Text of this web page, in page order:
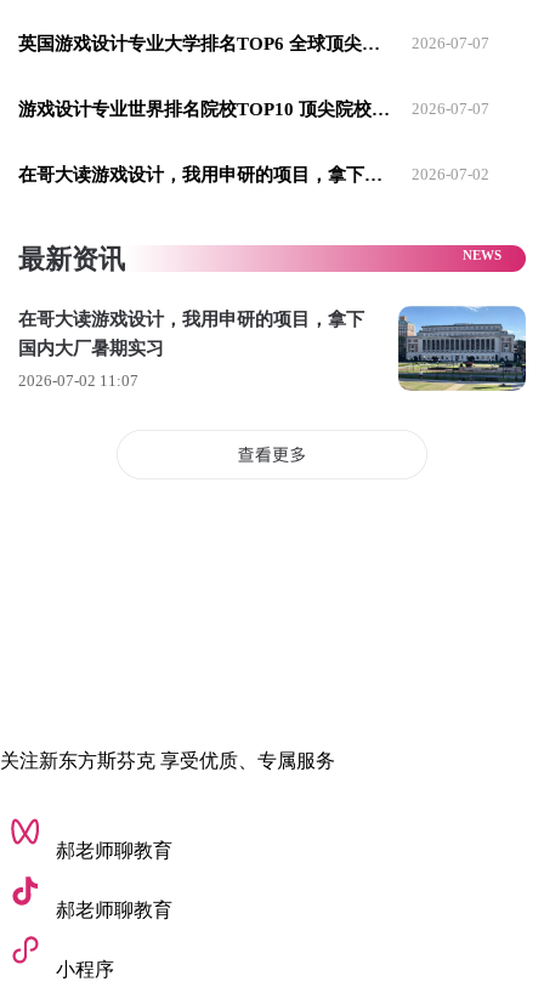
可只要走出校园，西侧哈德逊河滨公园、东南侧中央公园瞬间
有各类才艺表演。一紧一松的环境，刚好中和了高强度学习带
思维认知上，成套、体系化的教育理论学习打破了我对传统娱
习惯站在用户学习成长的视角搭建游戏框架
实操能力上，在实验室对接跨部门、外部合作方的项目经历，
打磨了我的沟通协调与需求对接能力
英国游戏设计专业大学排名TOP6 全球顶尖的存在 2026-07-07
游戏设计专业世界排名院校TOP10 顶尖院校深度解析 2026-07-07
在哥大读游戏设计，我用申研的项目，拿下国内大厂暑期实习 2026-07-02
最新资讯
在哥大读游戏设计，我用申研的项目，拿下
国内大厂暑期实习
2026-07-02 11:07
关注新东方斯芬克 享受优质、专属服务
郝老师聊教育
郝老师聊教育
小程序